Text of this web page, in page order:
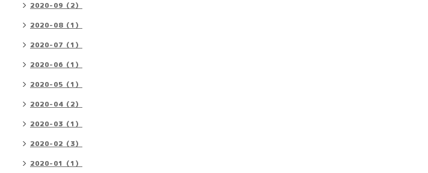
2020-09（2）
2020-08（1）
2020-07（1）
2020-06（1）
2020-05（1）
2020-04（2）
2020-03（1）
2020-02（3）
2020-01（1）